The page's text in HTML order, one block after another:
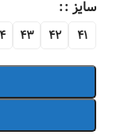
سایز :
41
42
43